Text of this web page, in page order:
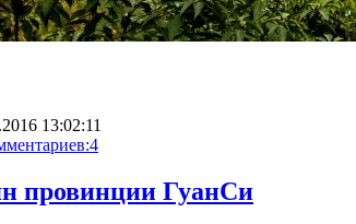
13:02:11
4
провинции ГуанСи